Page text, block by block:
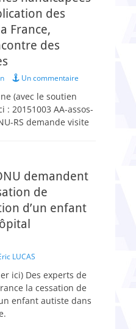
des
France,
des
Un commentaire
(avec le soutien
: 20151003 AA-assos-
RS demande visite
demandent
de
d’un enfant
LUCAS
ici) Des experts de
la cessation de
enfant autiste dans